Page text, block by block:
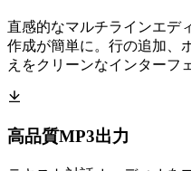
直感的なマルチラインエデ
作成が簡単に。行の追加、
えをクリーンなインターフ
高品質MP3出力